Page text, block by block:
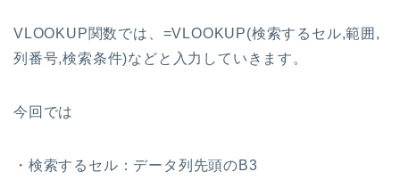
VLOOKUP関数では、=VLOOKUP(検索するセル,範囲,
列番号,検索条件)などと入力していきます。
今回では
・検索するセル：データ列先頭のB3